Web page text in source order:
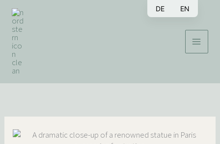
Inhalt
springen
DE EN